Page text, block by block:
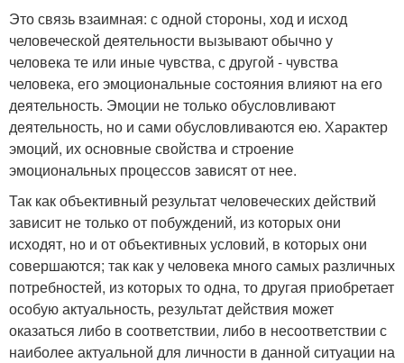
Это связь взаимная: с одной стороны, ход и исход
человеческой деятельности вызывают обычно у
человека те или иные чувства, с другой - чувства
человека, его эмоциональные состояния влияют на его
деятельность. Эмоции не только обусловливают
деятельность, но и сами обусловливаются ею. Характер
эмоций, их основные свойства и строение
эмоциональных процессов зависят от нее.
Так как объективный результат человеческих действий
зависит не только от побуждений, из которых они
исходят, но и от объективных условий, в которых они
совершаются; так как у человека много самых различных
потребностей, из которых то одна, то другая приобретает
особую актуальность, результат действия может
оказаться либо в соответствии, либо в несоответствии с
наиболее актуальной для личности в данной ситуации на